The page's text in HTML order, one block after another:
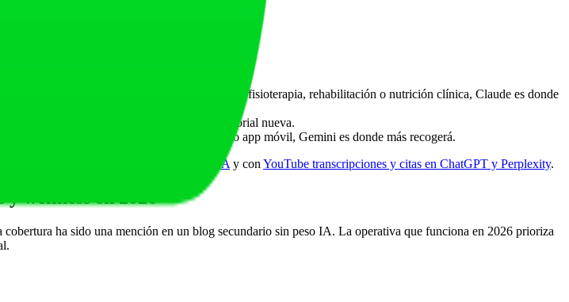
mainstream con factchecking). Si tu nicho es fisioterapia, rehabilitación o nutrición clínica, Claude es donde
donde más rápido se propaga una pieza editorial nueva.
Google. Si tu palanca es contenido en video o app móvil, Gemini es donde más recogerá.
Claude Anthropic y Brave Search para citas IA y con YouTube transcripciones y citas en ChatGPT y Perplexity.
wellness en 2026
ha sido una mención en un blog secundario sin peso IA. La operativa que funciona en 2026 prioriza